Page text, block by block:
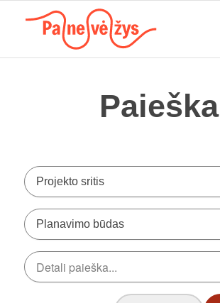
Paieška
Projekto sritis
Planavimo būdas